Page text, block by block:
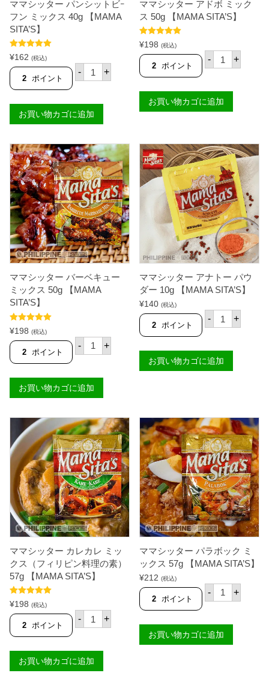
ー
プ
の
4
【
O
R
個
g
【
R
ママシッター パンシットビｰ
フン ミックス 40g 【MAMA
SITA’S】
5段階中5.00
の評価
¥162 (税込)
2 ポイント
- マ
マ
タ
ー
パ
シ
ッ
ト
ビ
ｰ
フ
ン
ミ
ッ
ク
ス
4
0
【
M
I
A
】
個
+
お買い物カゴに追加
ママシッター アドボ ミック
ス 50g 【MAMA SITA’S】
5段階中5.00
の評価
¥198 (税込)
2 ポイント
- マ
マ
タ
ー
ア
ッ
ク
ス
5
0
g
【
M
A
M
A
S
I
T
A
】
個
+
お買い物カゴに追加
ママシッター バーベキュー
ミックス 50g 【MAMA
SITA’S】
5段階中5.00
の評価
¥198 (税込)
2 ポイント
- マ
マ
タ
ー
バ
ベ
キ
ュ
ー
ミ
ッ
ク
ス
5
0
g
【
M
M
A
S
I
'
】
+
お買い物カゴに追加
ママシッター アナトー パウ
ダー 10g 【MAMA SITA’S】
¥140 (税込)
2 ポイント
- マ
マ
タ
ー
ア
ウ
ダ
ー
1
0
g
【
M
A
M
A
S
I
A
'
】
個
+
お買い物カゴに追加
ママシッター カレカレ ミッ
クス（フィリピン料理の素）
57g 【MAMA SITA’S】
5段階中5.00
の評価
¥198 (税込)
2 ポイント
- マ
マ
タ
ー
カ
+
お買い物カゴに追加
ママシッター パラボック ミ
ックス 57g 【MAMA SITA’S】
¥212 (税込)
2 ポイント
- マ
マ
タ
ー
パ
+
お買い物カゴに追加